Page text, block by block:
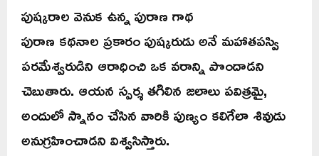
పుష్కరాల వెనుక ఉన్న పురాణ గాథ
పురాణ కథనాల ప్రకారం పుష్కరుడు అనే మహాతపస్వి
పరమేశ్వరుడిని ఆరాధించి ఒక వరాన్ని పొందాడని
చెబుతారు. ఆయన స్పర్శ తగిలిన జలాలు పవిత్రమై,
అందులో స్నానం చేసిన వారికి పుణ్యం కలిగేలా శివుడు
అనుగ్రహించాడని విశ్వసిస్తారు.